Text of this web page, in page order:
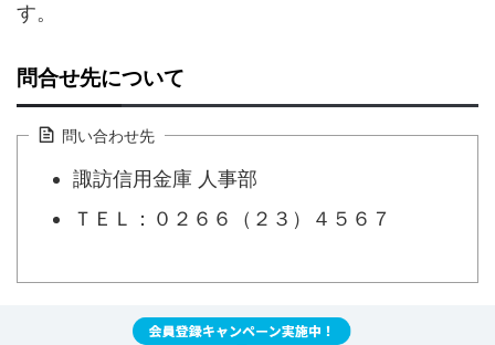
す。
問合せ先について
問い合わせ先
諏訪信用金庫 人事部
ＴＥＬ：０２６６（２３）４５６７